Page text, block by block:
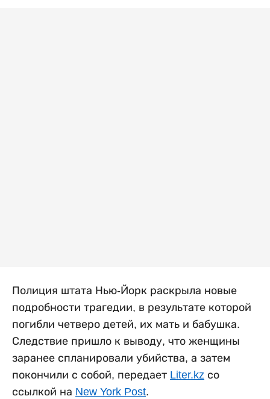
Полиция штата Нью-Йорк раскрыла новые
подробности трагедии, в результате которой
погибли четверо детей, их мать и бабушка.
Следствие пришло к выводу, что женщины
заранее спланировали убийства, а затем
покончили с собой, передает Liter.kz со
ссылкой на New York Post.